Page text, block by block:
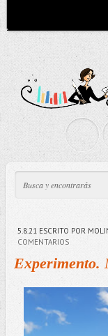
5.8.21 ESCRITO POR
COMENTARIOS
Experimento.